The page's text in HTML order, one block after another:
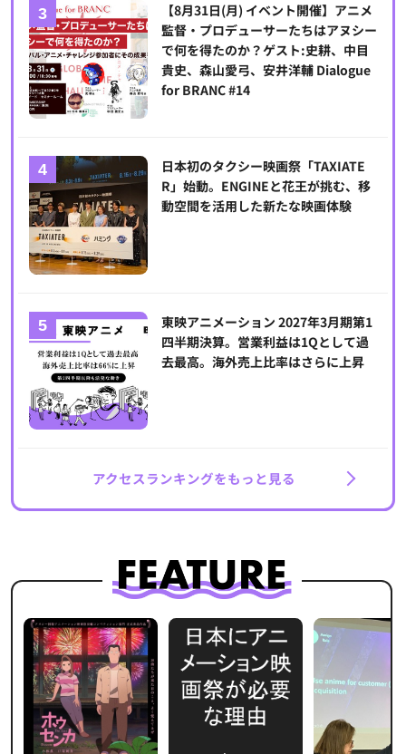
【8月31日(月) イベント開催】アニメ
監督・プロデューサーたちはアヌシー
で何を得たのか？ゲスト:史耕、中目
貴史、森山愛弓、安井洋輔 Dialogue
for BRANC #14
日本初のタクシー映画祭「TAXIATE
R」始動。ENGINEと花王が挑む、移
動空間を活用した新たな映画体験
東映アニメーション 2027年3月期第1
四半期決算。営業利益は1Qとして過
去最高。海外売上比率はさらに上昇
アクセスランキングをもっと見る